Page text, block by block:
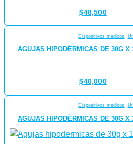
$48,500
Dispositivos médicos
AGUJAS HIPODÉRMICAS DE 30G X
$40,000
Dispositivos médicos,
AGUJAS HIPODÉRMICAS DE 30G X